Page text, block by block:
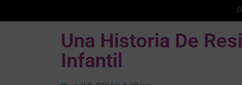
Una Historia De
Infantil